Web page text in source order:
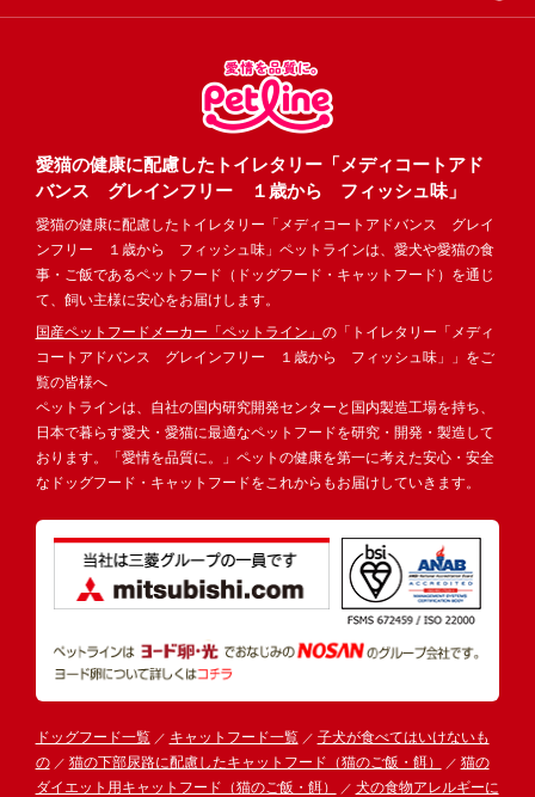
愛猫の健康に配慮したトイレタリー「メディコートアド
バンス グレインフリー １歳から フィッシュ味」
愛猫の健康に配慮したトイレタリー「メディコートアドバンス グレイ
ンフリー １歳から フィッシュ味」ペットラインは、愛犬や愛猫の食
事・ご飯であるペットフード（ドッグフード・キャットフード）を通じ
て、飼い主様に安心をお届けします。
国産ペットフードメーカー「ペットライン」 の「トイレタリー「メディ
コートアドバンス グレインフリー １歳から フィッシュ味」」をご
覧の皆様へ
ペットラインは、自社の国内研究開発センターと国内製造工場を持ち、
日本で暮らす愛犬・愛猫に最適なペットフードを研究・開発・製造して
おります。「愛情を品質に。」ペットの健康を第一に考えた安心・安全
なドッグフード・キャットフードをこれからもお届けしていきます。
ドッグフード一覧 キャットフード一覧
子犬が食べてはいけないも
の
猫の下部尿路に配慮したキャットフード（猫のご飯・餌）
猫の
ダイエット用キャットフード（猫のご飯・餌）
犬の食物アレルギーに